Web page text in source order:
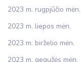
2023 m. rugpjūčio mėn.
2023 m. liepos mėn.
2023 m. birželio mėn.
2023 m. gegužės mėn.